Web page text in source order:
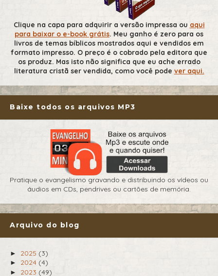
Clique na capa para adquirir a versão impressa ou aqui
para baixar o e-book grátis. Meu ganho é zero para os
livros de temas bíblicos mostrados aqui e vendidos em
formato impresso. O preço é o cobrado pela editora que
os produz. Mas isto não significa que eu ache errado
literatura cristã ser vendida, como você pode ver aqui.
Baixe todos os arquivos MP3
Pratique o evangelismo gravando e distribuindo os vídeos ou
áudios em CDs, pendrives ou cartões de memória.
Arquivo do blog
► 2025 (3)
► 2024 (4)
► 2023 (49)